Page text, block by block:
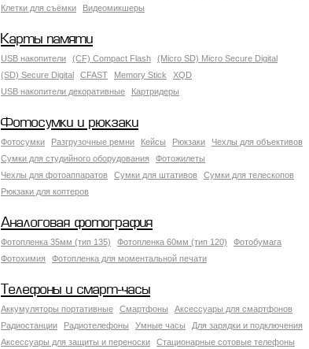
Клетки для съёмки
Видеомикшеры
Карты памяти
USB накопители (CF) Compact Flash
(Micro SD) Micro Secure Digital
(SD) Secure Digital
CFAST Memory Stick
XQD
USB накопители декоративные
Картридеры
Фотосумки и рюкзаки
Фотосумки Разгрузочные ремни Кейсы Рюкзаки
Чехлы для объективов
Сумки для студийного оборудования
Фотожилеты
Чехлы для фотоаппаратов
Сумки для штативов
Сумки для телескопов
Рюкзаки для коптеров
Аналоговая фотография
Фотопленка 35мм (тип 135) Фотопленка 60мм (тип 120)
Фотобумага
Фотохимия
Фотопленка для моментальной печати
Телефоны и смарт-часы
Аккумуляторы портативные Смартфоны
Аксессуары для смартфонов
Радиостанции
Радиотелефоны Умные часы
Для зарядки и подключения
Аксессуары для защиты и переноски
Стационарные сотовые телефоны